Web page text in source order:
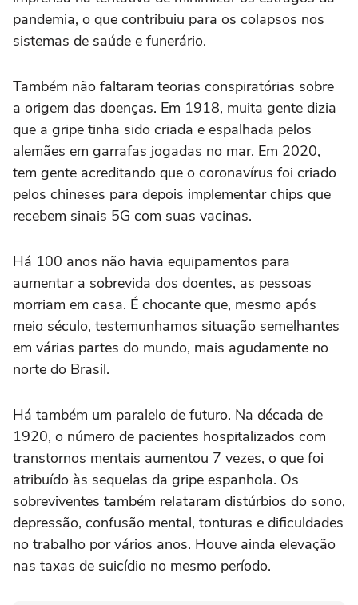
pandemia, o que contribuiu para os colapsos nos
sistemas de saúde e funerário.
Também não faltaram teorias conspiratórias sobre
a origem das doenças. Em 1918, muita gente dizia
que a gripe tinha sido criada e espalhada pelos
alemães em garrafas jogadas no mar. Em 2020,
tem gente acreditando que o coronavírus foi criado
pelos chineses para depois implementar chips que
recebem sinais 5G com suas vacinas.
Há 100 anos não havia equipamentos para
aumentar a sobrevida dos doentes, as pessoas
morriam em casa. É chocante que, mesmo após
meio século, testemunhamos situação semelhantes
em várias partes do mundo, mais agudamente no
norte do Brasil.
Há também um paralelo de futuro. Na década de
1920, o número de pacientes hospitalizados com
transtornos mentais aumentou 7 vezes, o que foi
atribuído às sequelas da gripe espanhola. Os
sobreviventes também relataram distúrbios do sono,
depressão, confusão mental, tonturas e dificuldades
no trabalho por vários anos. Houve ainda elevação
nas taxas de suicídio no mesmo período.